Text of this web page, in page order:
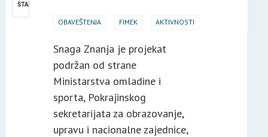
ŠTAMPA
OBAVEŠTENJA FIMEK AKTIVNOSTI
Snaga Znanja je projekat
podržan od strane
Ministarstva omladine i
sporta, Pokrajinskog
sekretarijata za obrazovanje,
upravu i nacionalne zajednice,